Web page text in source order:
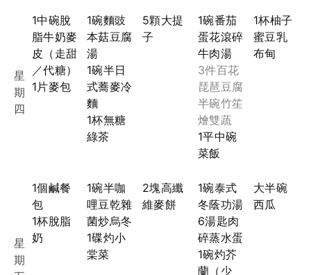
星
期
四
1中碗脫
脂牛奶麥
皮（走甜
／代糖）
1片麥包
1碗麵豉
本菇豆腐
湯
1碗半日
式蕎麥冷
麵
1杯無糖
綠茶
5顆大提
子
1碗番茄
蛋花滾碎
牛肉湯
3件百花
琵琶豆腐
半碗竹笙
燴雙蔬
1平中碗
菜飯
1杯柚子
蜜豆乳
布甸
星
期
1個鹹餐
包
1杯脫脂
奶
1碗半咖
哩豆乾雜
菌炒烏冬
1碟灼小
棠菜
2塊高纖
維麥餅
1碗泰式
冬蔭功湯
6湯匙肉
碎蒸水蛋
1碗灼芥
蘭（少
大半碗
西瓜